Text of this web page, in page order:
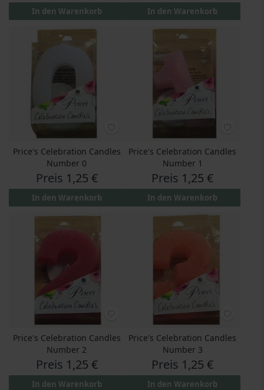
In den Warenkorb In den Warenkorb
Price's Celebration Candles
Number 0
Preis 1,25 €
In den Warenkorb
Price's Celebration Candles
Number 1
Preis 1,25 €
In den Warenkorb
Price's Celebration Candles
Number 2
Preis 1,25 €
In den Warenkorb
Price's Celebration Candles
Number 3
Preis 1,25 €
In den Warenkorb